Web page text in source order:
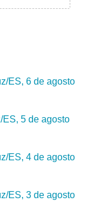
ES, 6 de agosto
ES, 5 de agosto
ES, 4 de agosto
ES, 3 de agosto